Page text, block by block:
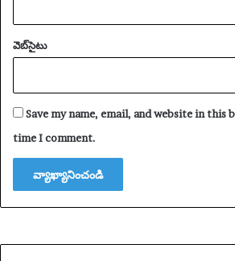
వెబ్‌సైటు
Save my name, email, and website in this
time I comment.